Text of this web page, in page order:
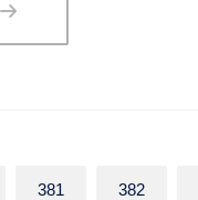
381 382